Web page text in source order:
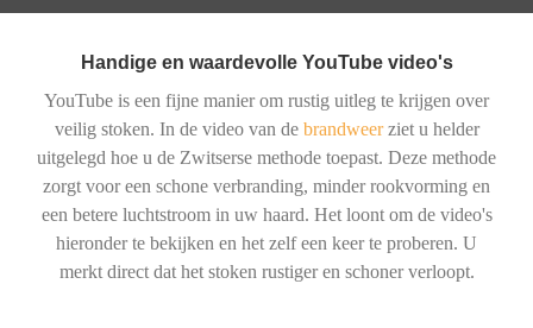
Handige en waardevolle YouTube video's
YouTube is een fijne manier om rustig uitleg te krijgen over
veilig stoken. In de video van de brandweerziet u helder
uitgelegd hoe u de Zwitserse methode toepast. Deze methode
zorgt voor een schone verbranding, minder rookvorming en
een betere luchtstroom in uw haard. Het loont om de video's
hieronder te bekijken en het zelf een keer te proberen. U
merkt direct dat het stoken rustiger en schoner verloopt.